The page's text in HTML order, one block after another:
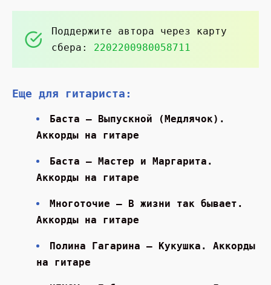
Поддержите автора через карту
сбера: 2202200980058711
Еще для гитариста:
Баста — Выпускной (Медлячок).
Аккорды на гитаре
Баста — Мастер и Маргарита.
Аккорды на гитаре
Многоточие — В жизни так бывает.
Аккорды на гитаре
Полина Гагарина — Кукушка. Аккорды
на гитаре